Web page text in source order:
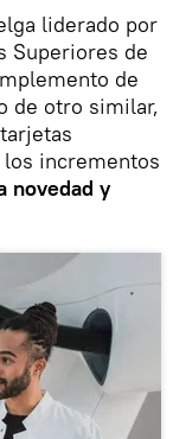
liderado por
Superiores de
de
de otro similar,
incrementos
novedad y